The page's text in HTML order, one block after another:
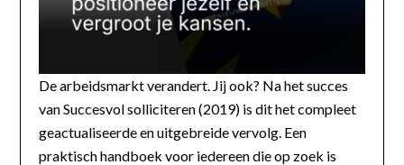
De arbeidsmarkt verandert. Jij ook? Na het succes
van Succesvol solliciteren (2019) is dit het compleet
geactualiseerde en uitgebreide vervolg. Een
praktisch handboek voor iedereen die op zoek is